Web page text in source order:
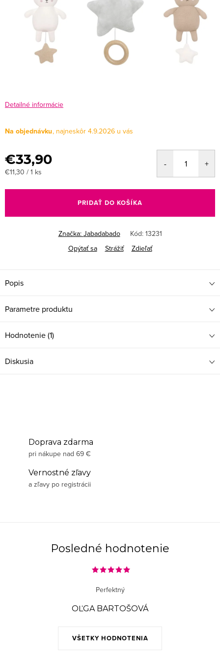
Detailné informácie
Na objednávku 4.9.2026
€33,90
Jednotková
€11,30 / 1 ks
PRIDAŤ DO KOŠÍKA
Značka: Jabadabado Kód: 13231
Opýtať sa
Strážiť Zdieľať
Popis
Parametre produktu
Hodnotenie (1)
Diskusia
Doprava zdarma
pri nákupe nad 69 €
Vernostné zľavy
a zľavy po registrácii
Posledné hodnotenie
VŠETKY HODNOTENIA
Perfektný
OĽGA BARTOŠOVÁ